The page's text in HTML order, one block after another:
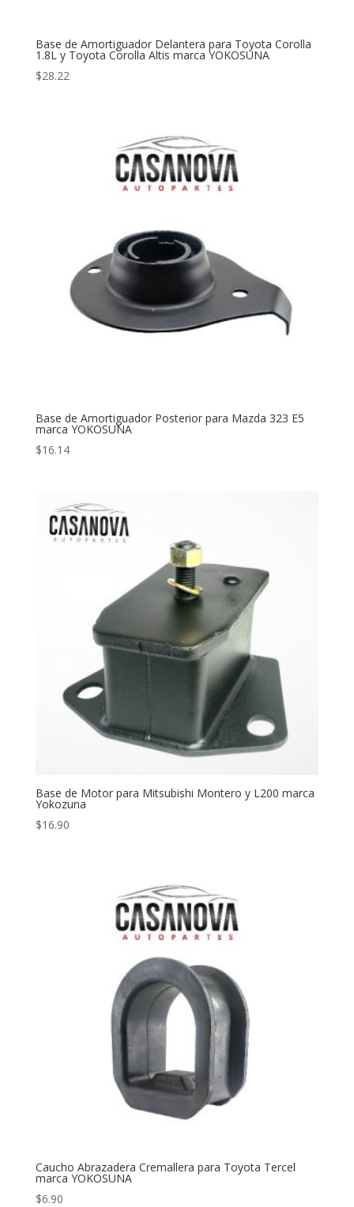
Base de Amortiguador Delantera para Toyota Corolla
1.8L y Toyota Corolla Altis marca YOKOSUNA
$28.22
Base de Amortiguador Posterior para Mazda 323 E5
marca YOKOSUNA
$16.14
Base de Motor para Mitsubishi Montero y L200 marca
Yokozuna
$16.90
Caucho Abrazadera Cremallera para Toyota Tercel
marca YOKOSUNA
$6.90